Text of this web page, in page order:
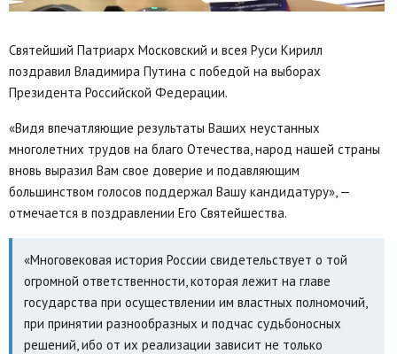
Святейший Патриарх Московский и всея Руси Кирилл
поздравил Владимира Путина с победой на выборах
Президента Российской Федерации.
«Видя впечатляющие результаты Ваших неустанных
многолетних трудов на благо Отечества, народ нашей страны
вновь выразил Вам свое доверие и подавляющим
большинством голосов поддержал Вашу кандидатуру», —
отмечается в поздравлении Его Святейшества.
«Многовековая история России свидетельствует о той
огромной ответственности, которая лежит на главе
государства при осуществлении им властных полномочий,
при принятии разнообразных и подчас судьбоносных
решений, ибо от их реализации зависит не только